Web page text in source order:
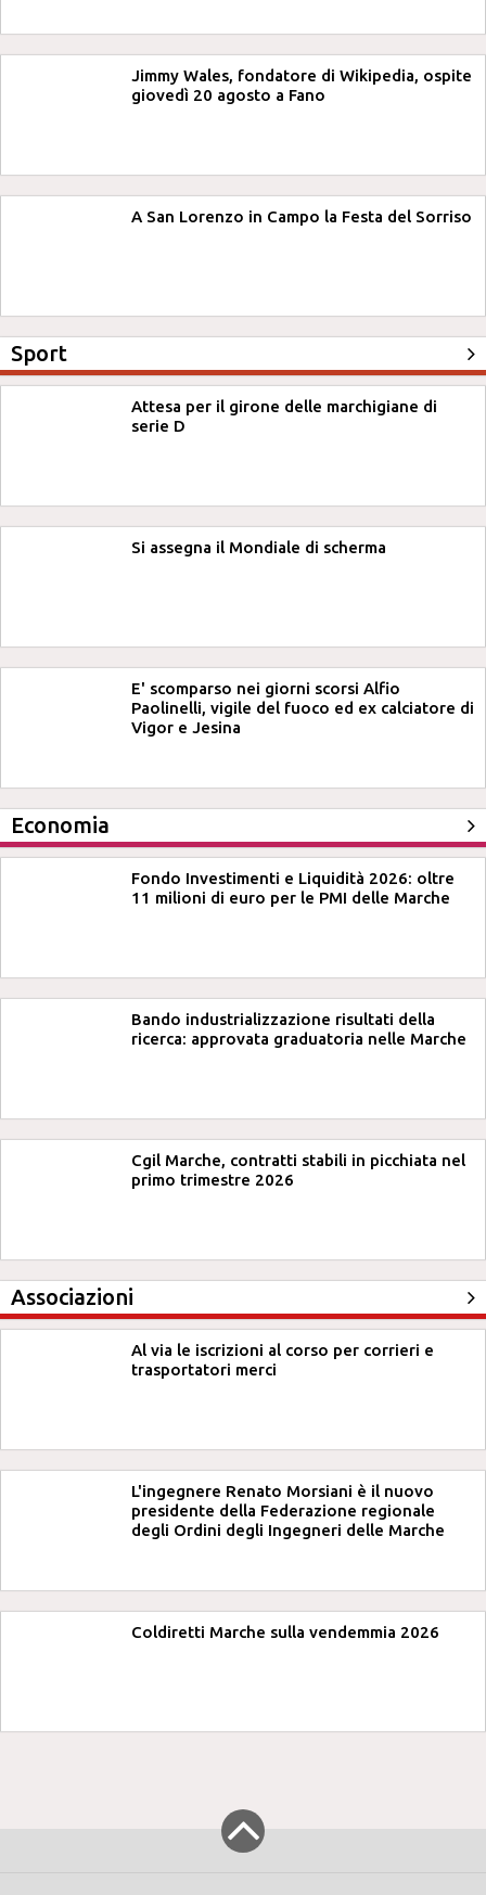
Jimmy Wales, fondatore di Wikipedia, ospite
giovedì 20 agosto a Fano
A San Lorenzo in Campo la Festa del Sorriso
Sport
Attesa per il girone delle marchigiane di
serie D
Si assegna il Mondiale di scherma
E' scomparso nei giorni scorsi Alfio
Paolinelli, vigile del fuoco ed ex calciatore di
Vigor e Jesina
Economia
Fondo Investimenti e Liquidità 2026: oltre
11 milioni di euro per le PMI delle Marche
Bando industrializzazione risultati della
ricerca: approvata graduatoria nelle Marche
Cgil Marche, contratti stabili in picchiata nel
primo trimestre 2026
Associazioni
Al via le iscrizioni al corso per corrieri e
trasportatori merci
L'ingegnere Renato Morsiani è il nuovo
presidente della Federazione regionale
degli Ordini degli Ingegneri delle Marche
Coldiretti Marche sulla vendemmia 2026